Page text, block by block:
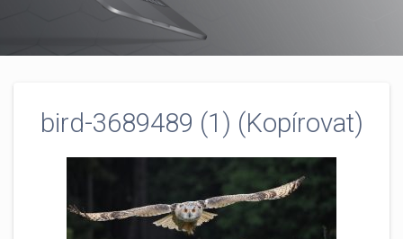
bird-3689489 (1) (Kopírovat)